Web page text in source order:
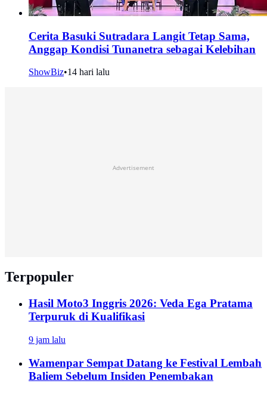
Cerita Basuki Sutradara Langit Tetap Sama,
Anggap Kondisi Tunanetra sebagai Kelebihan
ShowBiz•14 hari lalu
Advertisement
Terpopuler
Hasil Moto3 Inggris 2026: Veda Ega Pratama
Terpuruk di Kualifikasi
9 jam lalu
Wamenpar Sempat Datang ke Festival Lembah
Baliem Sebelum Insiden Penembakan